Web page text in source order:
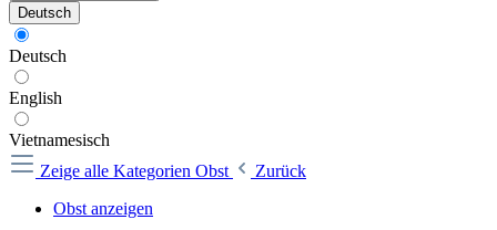
Deutsch
Deutsch
English
Vietnamesisch
Zeige alle Kategorien Obst
Zurück
Obst anzeigen